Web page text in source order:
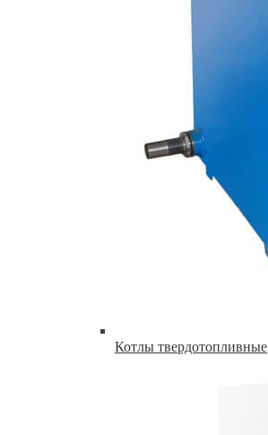
Котлы твердотопливные